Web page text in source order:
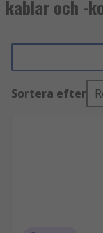
kablar och -
Sortera efter